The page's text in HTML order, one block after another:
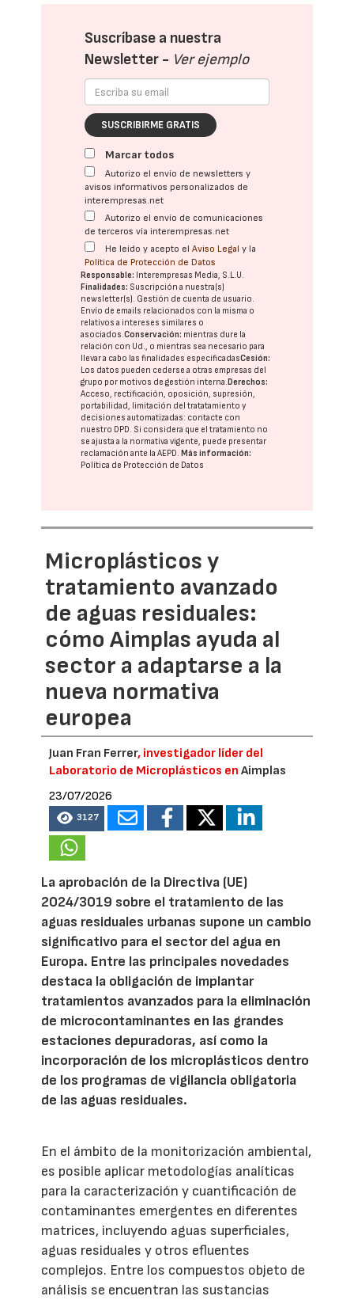
Suscríbase a nuestra
Newsletter - Ver ejemplo
SUSCRIBIRME GRATIS
Marcar todos
Autorizo el envío de newsletters y
avisos informativos personalizados de
interempresas.net
Autorizo el envío de comunicaciones
de terceros vía interempresas.net
He leído y acepto elAviso Legal y la
Política de Protección de Datos
Responsable: Interempresas Media, S.L.U.
Finalidades: Suscripción a nuestra(s)
newsletter(s). Gestión de cuenta de usuario.
Envío de emails relacionados con la misma o
relativos a intereses similares o
asociados.Conservación: mientras dure la
relación con Ud., o mientras sea necesario para
llevar a cabo las finalidades especificadasCesión:
Los datos pueden cederse a otras empresas del
grupo por motivos de gestión interna. Derechos:
Acceso, rectificación, oposición, supresión,
portabilidad, limitación del tratatamiento y
decisiones automatizadas: contacte con
nuestro DPD. Si considera que el tratamiento no
se ajusta a la normativa vigente, puede presentar
reclamación ante laAEPD. Más información:
Política de Protección de Datos
Microplásticos y
tratamiento avanzado
de aguas residuales:
cómo Aimplas ayuda al
sector a adaptarse a la
nueva normativa
europea
Juan Fran Ferrer, investigador líder del
Laboratorio de Microplásticos enAimplas
23/07/2026
3127
La aprobación de la Directiva (UE)
2024/3019 sobre el tratamiento de las
aguas residuales urbanas supone un cambio
significativo para el sector del agua en
Europa. Entre las principales novedades
destaca la obligación de implantar
tratamientos avanzados para la eliminación
de microcontaminantes en las grandes
estaciones depuradoras, así como la
incorporación de los microplásticos dentro
de los programas de vigilancia obligatoria
de las aguas residuales.
En el ámbito de la monitorización ambiental,
es posible aplicar metodologías analíticas
para la caracterización y cuantificación de
contaminantes emergentes en diferentes
matrices, incluyendo aguas superficiales,
aguas residuales y otros efluentes
complejos. Entre los compuestos objeto de
análisis se encuentran las sustancias